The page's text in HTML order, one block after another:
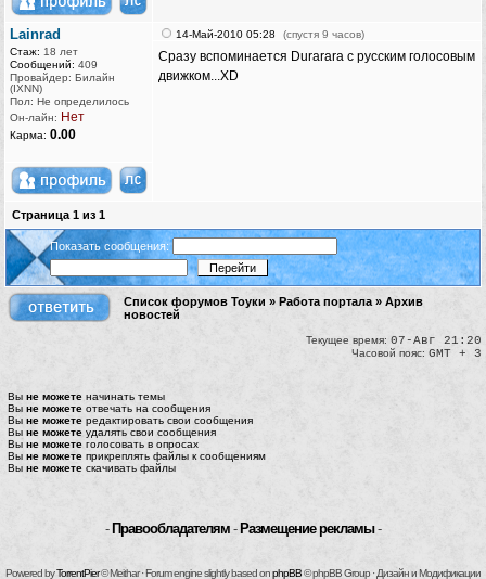
Lainrad
Стаж: 18 лет
Сообщений: 409
Провайдер: Билайн
(IXNN)
Пол: Не определилось
Он-лайн: Нет
Карма: 0.00
14-Май-2010 05:28 (спустя 9 часов)
Сразу вспоминается Durarara с русским голосовым
движком...XD
Страница 1 из 1
Показать сообщения:
Список форумов Тоуки » Работа портала » Архив
новостей
Текущее время: 07-Авг 21:20
Часовой пояс: GMT + 3
Вы не можете начинать темы
Вы не можете отвечать на сообщения
Вы не можете редактировать свои сообщения
Вы не можете удалять свои сообщения
Вы не можете голосовать в опросах
Вы не можете прикреплять файлы к сообщениям
Вы не можете скачивать файлы
- Правообладателям - Размещение рекламы-
Powered byTorrentPier© Meithar · Forum engine slightly based onphpBB© phpBB Group · Дизайн и Модификации